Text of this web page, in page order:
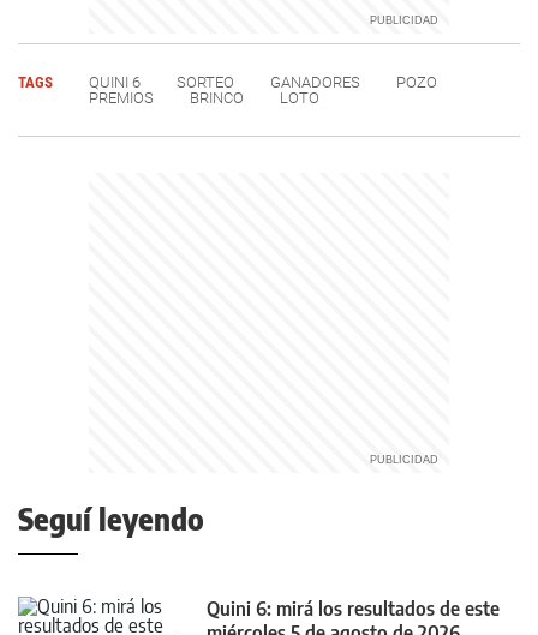
TAGS QUINI 6 SORTEO GANADORES
POZO
PREMIOS
BRINCO LOTO
Seguí leyendo
Quini 6: mirá los resultados de este